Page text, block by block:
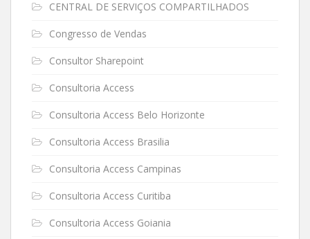
CENTRAL DE SERVIÇOS COMPARTILHADOS
Congresso de Vendas
Consultor Sharepoint
Consultoria Access
Consultoria Access Belo Horizonte
Consultoria Access Brasilia
Consultoria Access Campinas
Consultoria Access Curitiba
Consultoria Access Goiania